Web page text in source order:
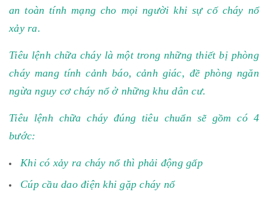
an toàn tính mạng cho mọi người khi sự cố cháy nổ
xảy ra.
Tiêu lệnh chữa cháy là một trong những thiết bị phòng
cháy mang tính cảnh báo, cảnh giác, đề phòng ngăn
ngừa nguy cơ cháy nổ ở những khu dân cư.
Tiêu lệnh chữa cháy đúng tiêu chuẩn sẽ gồm có 4
bước:
Khi có xảy ra cháy nổ thì phải động gấp
Cúp cầu dao điện khi gặp cháy nổ